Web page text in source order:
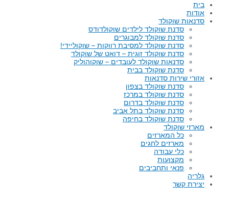
בית
אודות
סדנאות שוקולד
סדנת שוקולד לילדים שוקולדודס
סדנת שוקולד למבוגרים
סדנת שוקולד למסיבת רווקות – שוקוליידי!
סדנת שוקולד זוגית – דואט של שוקולד
סדנאות שוקולד לעובדים – שוקוהוליק
סדנת שוקולד בבית
אזורי שירות סדנאות
סדנת שוקולד בצפון
סדנת שוקולד במרכז
סדנת שוקולד בדרום
סדנת שוקולד בתל אביב
סדנת שוקולד בחיפה
מארזי שוקולד
כל המארזים
מארזים לחגים
כלי עבודה
מקצועות
פנאי ותחביבים
גלריה
יצירת קשר